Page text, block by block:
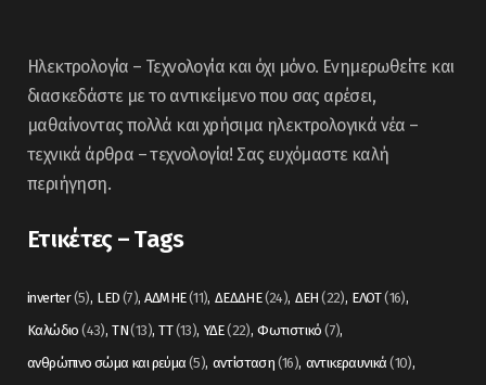
Ηλεκτρολογία – Τεχνολογία και όχι μόνο. Ενημερωθείτε και
διασκεδάστε με το αντικείμενο που σας αρέσει,
μαθαίνοντας πολλά και χρήσιμα ηλεκτρολογικά νέα –
τεχνικά άρθρα – τεχνολογία! Σας ευχόμαστε καλή
περιήγηση.
Ετικέτες – Tags
inverter(5) LED (7) ΑΔΜΗΕ(11) ΔΕΔΔΗΕ(24) ΔΕΗ (22) ΕΛΟΤ(16)
Καλώδιο (43) ΤΝ(13) ΤΤ(13) ΥΔΕ(22) Φωτιστικό (7)
ανθρώπινο σώμα και ρεύμα (5) αντίσταση (16) αντικεραυνικά (10)